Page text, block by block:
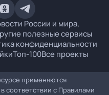
России и мира,
полезные сервисы
конфиденциальности
Топ-100Все проекты
применяются
соответствии с Правилами